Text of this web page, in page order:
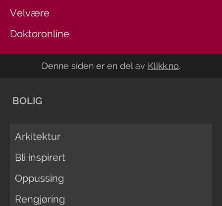
Velvære
Doktoronline
Denne siden er en del av Klikk.no.
BOLIG
Arkitektur
Bli inspirert
Oppussing
Rengjøring